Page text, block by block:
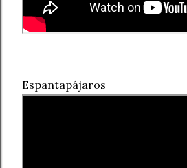
Espantapájaros